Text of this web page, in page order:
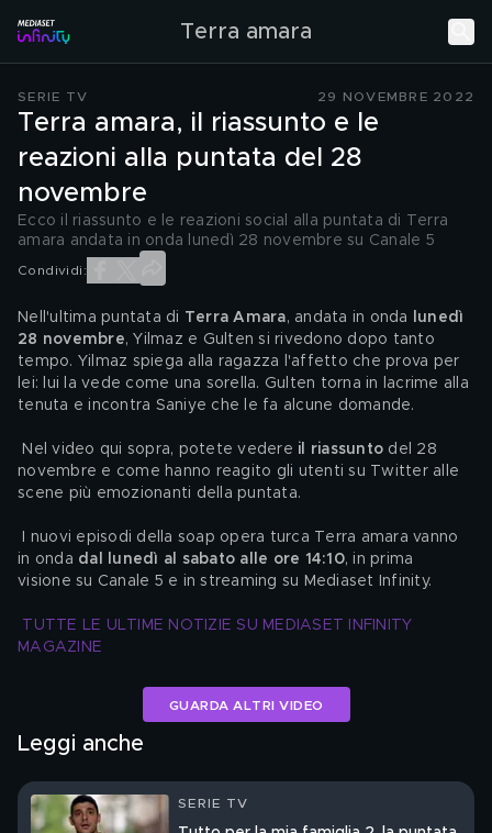
Terra amara
SERIE TV 29 NOVEMBRE 2022
Terra amara, il riassunto e le
reazioni alla puntata del 28
novembre
Ecco il riassunto e le reazioni social alla puntata di Terra
amara andata in onda lunedì 28 novembre su Canale 5
Condividi:
Nell'ultima puntata di Terra Amara, andata in onda
lunedì
28 novembre, Yilmaz e Gulten si rivedono dopo tanto
tempo. Yilmaz spiega alla ragazza l'affetto che prova per
lei: lui la vede come una sorella. Gulten torna in lacrime alla
tenuta e incontra Saniye che le fa alcune domande.
Nel video qui sopra, potete vedere il riassunto del 28
novembre e come hanno reagito gli utenti su Twitter alle
scene più emozionanti della puntata.
in onda dal lunedì al sabato alle ore 14:10, in prima
visione su Canale 5 e in streaming su Mediaset Infinity.
TUTTE LE ULTIME NOTIZIE SU MEDIASET INFINITY
MAGAZINE
GUARDA ALTRI VIDEO
Leggi anche
SERIE TV